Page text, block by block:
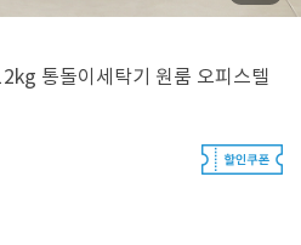
통돌이세탁기 원룸 오피스텔